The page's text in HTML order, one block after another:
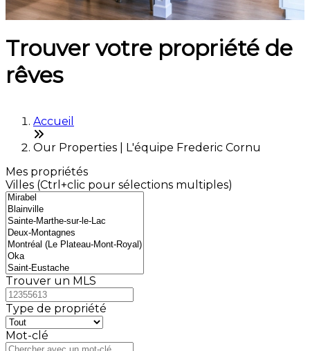
Trouver votre propriété de
rêves
Accueil
Our Properties | L'équipe Frederic Cornu
Mes propriétés
Villes (Ctrl+clic pour sélections multiples)
Trouver un MLS
Type de propriété
Mot-clé